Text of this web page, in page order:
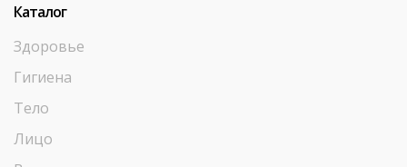
Каталог
Здоровье
Гигиена
Тело
Лицо